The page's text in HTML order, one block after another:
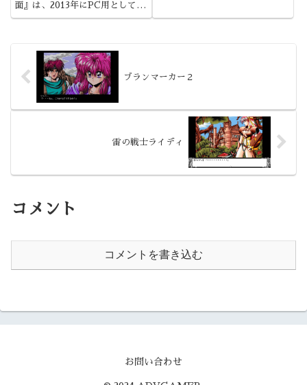
面』は、2013年にPC用として発
売されました。子猫の可愛さと、
ブランマーカー２
雷の戦士ライディ
コメント
コメントを書き込む
お問い合わせ